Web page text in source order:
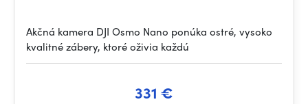
Akčná kamera DJI Osmo Nano ponúka ostré, vysoko
kvalitné zábery, ktoré oživia každú
331 €